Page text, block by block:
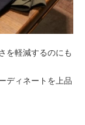
を軽減するのにも
ディネートを上品